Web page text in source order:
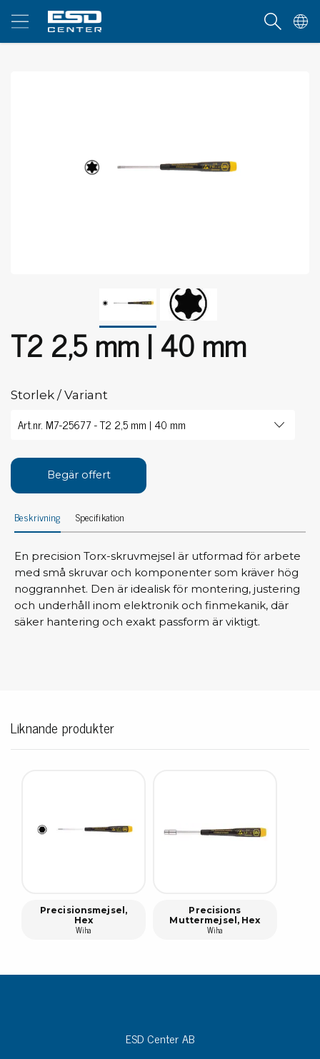
T2 2,5 mm | 40 mm
Storlek / Variant
Begär offert
Beskrivning Specifikation
En precision Torx-skruvmejsel är utformad för arbete
med små skruvar och komponenter som kräver hög
noggrannhet. Den är idealisk för montering, justering
och underhåll inom elektronik och finmekanik, där
säker hantering och exakt passform är viktigt.
Liknande produkter
Precisionsmejsel,
Hex
Wiha
Precisions
Muttermejsel, Hex
Wiha
ESD Center AB